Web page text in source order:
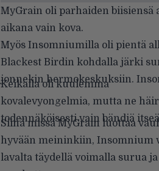
MyGrain oli parhaiden
aikana vain kova.
Myös Insomniumilla oli pientä
Blackest Birdin kohdalla järki
jonnekin hermokeskuksiin.
Keikalla oli kuulemma
kovalevyongelmia, mutta ne
todennäköisesti vain bändiä
Siinä missä MyGrain luottaa
hyvään meininkiin, Insomnium
lavalta täydellä voimalla surua ja